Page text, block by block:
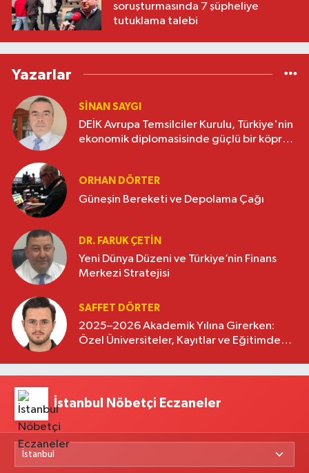
soruşturmasında 7 şüpheliye
tutuklama talebi
Yazarlar
SINAN SAYGI
DEİK Avrupa Temsilciler Kurulu, Türkiye'nin
ekonomik diplomasisinde güçlü bir köprü
ORHAN DÖRTER
Güneşin Bereketi ve Depolama Çağı
DR. FARUK ÇETİN
Yeni Dünya Düzeni ve Türkiye’nin Finans
Merkezi Stratejisi
SAFFET DÖRTER
2025–2026 Akademik Yılına Girerken:
Özel Üniversiteler, Kayıtlar ve Eğitimde
İstanbul Nöbetçi Eczaneler